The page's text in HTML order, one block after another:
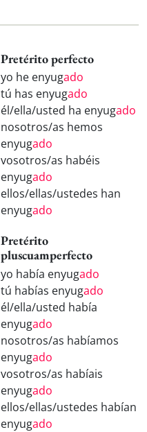
Pretérito perfecto
yo he enyugado
tú has enyugado
él/ella/usted ha enyugado
nosotros/as hemos
enyugado
vosotros/as habéis
enyugado
ellos/ellas/ustedes han
enyugado
Pretérito
pluscuamperfecto
yo había enyugado
tú habías enyugado
él/ella/usted había
enyugado
nosotros/as habíamos
enyugado
vosotros/as habíais
enyugado
ellos/ellas/ustedes habían
enyugado